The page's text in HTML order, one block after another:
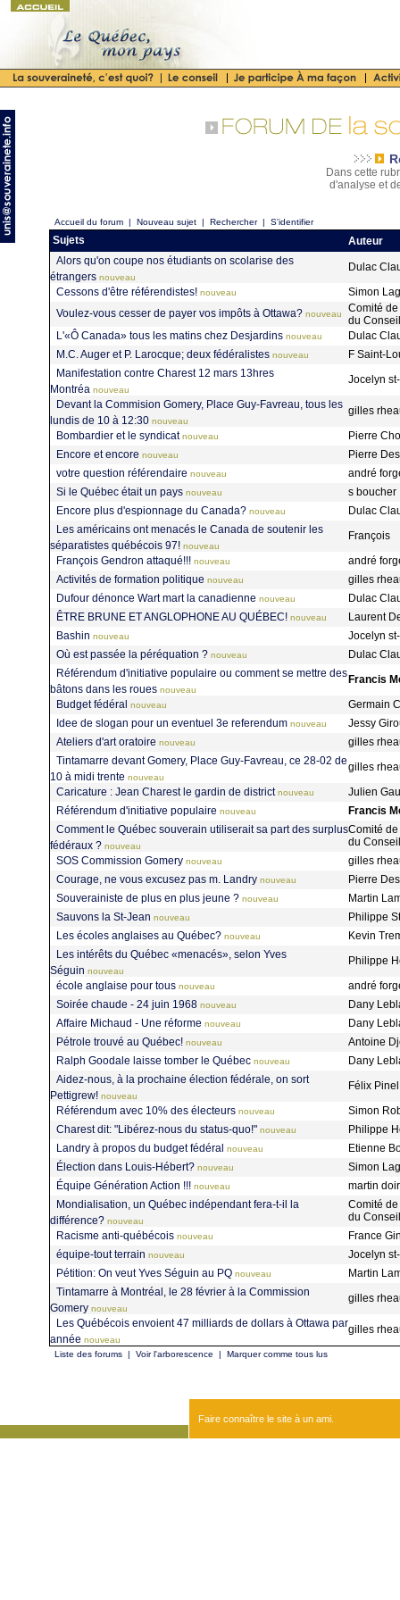
Dans cette
d'analyse et
Accueil du forum | Nouveau sujet | Rechercher| S'identifier
Sujets
Auteur
Alors qu'on coupe nos étudiants on scolarise des
étrangers nouveau
Dulac
Cessons d'être référendistes! nouveau
Simon
Voulez-vous cesser de payer vos impôts à Ottawa? nouveau
Comité
du
L'«Ô Canada» tous les matins chez Desjardins nouveau
Dulac
M.C. Auger et P. Larocque; deux fédéralistes nouveau
F Saint-
Manifestation contre Charest 12 mars 13hres
Montréa nouveau
Jocelyn
Devant la Commision Gomery, Place Guy-Favreau, tous les
lundis de 10 à 12:30 nouveau
gilles
Bombardier et le syndicat nouveau
Pierre
Encore et encore nouveau
Pierre
votre question référendaire nouveau
andré
Si le Québec était un pays nouveau
s boucher
Encore plus d'espionnage du Canada? nouveau
Dulac
Les américains ont menacés le Canada de soutenir les
séparatistes québécois 97! nouveau
François
François Gendron attaqué!!! nouveau
andré
Activités de formation politique nouveau
gilles
Dufour dénonce Wart mart la canadienne nouveau
Dulac
ÊTRE BRUNE ET ANGLOPHONE AU QUÉBEC! nouveau
Laurent
Bashin nouveau
Jocelyn
Où est passée la péréquation ? nouveau
Dulac
Référendum d'initiative populaire ou comment se mettre des
bâtons dans les roues nouveau
Francis
Budget fédéral nouveau
Germain
Idee de slogan pour un eventuel 3e referendum nouveau
Jessy
Ateliers d'art oratoire nouveau
gilles
Tintamarre devant Gomery, Place Guy-Favreau, ce 28-02 de
10 à midi trente nouveau
gilles
Caricature : Jean Charest le gardin de district nouveau
Julien
Référendum d'initiative populaire nouveau
Francis
Comment le Québec souverain utiliserait sa part des surplus
fédéraux ? nouveau
Comité
du
SOS Commission Gomery nouveau
gilles
Courage, ne vous excusez pas m. Landry nouveau
Pierre
Souverainiste de plus en plus jeune ? nouveau
Martin
Sauvons la St-Jean nouveau
Philippe
Les écoles anglaises au Québec? nouveau
Kevin
Les intérêts du Québec «menacés», selon Yves
Séguin nouveau
Philippe
école anglaise pour tous nouveau
andré
Soirée chaude - 24 juin 1968 nouveau
Dany
Affaire Michaud - Une réforme nouveau
Dany
Pétrole trouvé au Québec! nouveau
Antoine
Ralph Goodale laisse tomber le Québec nouveau
Dany
Aidez-nous, à la prochaine élection fédérale, on sort
Pettigrew! nouveau
Félix
Référendum avec 10% des électeurs nouveau
Simon
Charest dit: "Libérez-nous du status-quo!" nouveau
Philippe
Landry à propos du budget fédéral nouveau
Etienne
Élection dans Louis-Hébert? nouveau
Simon
Équipe Génération Action !!! nouveau
martin
Mondialisation, un Québec indépendant fera-t-il la
différence? nouveau
Comité
du
Racisme anti-québécois nouveau
France
équipe-tout terrain nouveau
Jocelyn
Pétition: On veut Yves Séguin au PQ nouveau
Martin
Tintamarre à Montréal, le 28 février à la Commission
Gomery nouveau
gilles
Les Québécois envoient 47 milliards de dollars à Ottawa par
année nouveau
gilles
Liste des forums | Voir l'arborescence | Marquer comme tous lus
Faire connaître le site à un ami.